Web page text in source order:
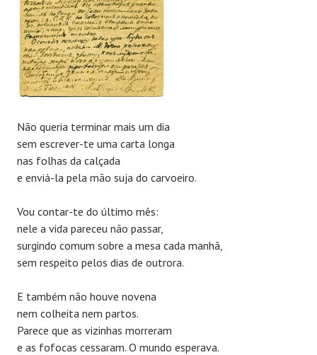
Não queria terminar mais um dia
sem escrever-te uma carta longa
nas folhas da calçada
e enviá-la pela mão suja do carvoeiro.
Vou contar-te do último mês:
nele a vida pareceu não passar,
surgindo comum sobre a mesa cada manhã,
sem respeito pelos dias de outrora.
E também não houve novena
nem colheita nem partos.
Parece que as vizinhas morreram
e as fofocas cessaram. O mundo esperava.